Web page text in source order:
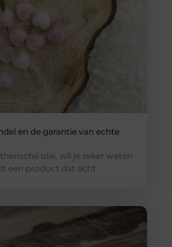
en de garantie van echte
olie, wil je zeker weten
een product dat écht